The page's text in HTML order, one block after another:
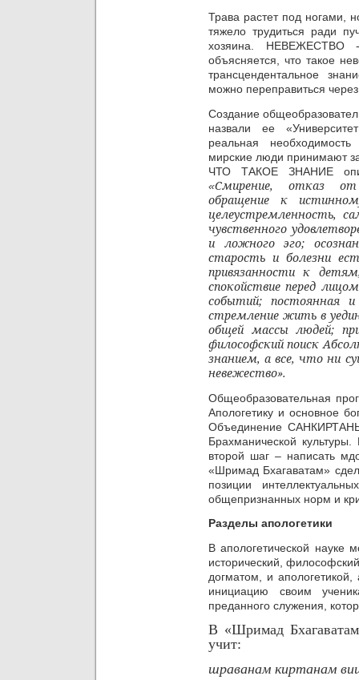
Трава растет под ногами,
тяжело трудиться ради
хозяина.
НЕВЕЖЕСТВО -
объясняется, что такое
трансцендентальное
можно переправиться
Создание
назвали ее
реальная
мирские люди принимают
ЧТО ТАКОЕ ЗНАНИЕ
«Смирение, отказ от
обращение к
целеустремленность,
чувственного
и ложного эго;
старость и болезни
привязанности к
спокойствие перед
событий; постоянная
стремление жить в
общей массы людей;
философский поиск
знанием, а все, что ни
невежество».
Общеобразовательная
Апологетику и основное
Объединение САНКИРТАНЫ
Брахманической
второй шаг – написать
«Шримад Бхагаватам»
позиции
общепризнанных норм и
Разделы апологетики
В апологетической науке
исторический,
догматом, и
инициацию своим
преданного служения,
В «Шримад
учит:
шраванам киртанам